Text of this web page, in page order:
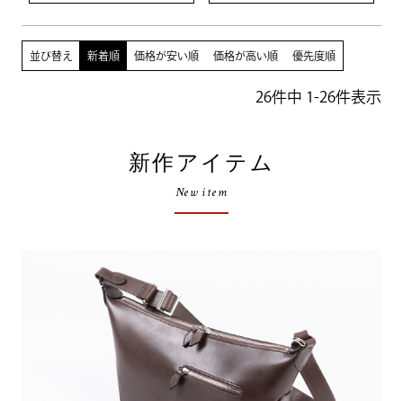
並び替え 新着順 価格が安い順 価格が高い順 優先度順
26件中 1-26件表示
新作アイテム
New item